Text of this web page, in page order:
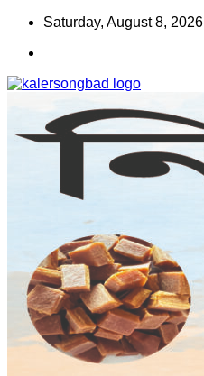
Skip
content
Saturday, August 8, 2026
কালের সংবাদ
www.kalersongbad.com